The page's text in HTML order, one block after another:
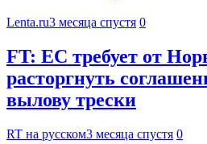
Lenta.ru3 месяца спустя 0
FT: ЕС требует от
расторгнуть
вылову трески
RT на русском3 месяца спустя 0